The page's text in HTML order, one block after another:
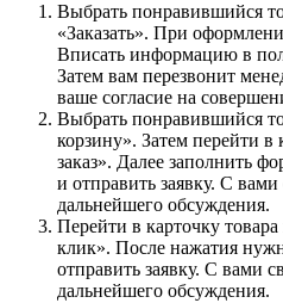
Выбрать понравившийся
«Заказать». При
Вписать информацию в
Затем вам перезвонит
ваше согласие на
Выбрать понравившийся
корзину». Затем перейти
заказ». Далее заполнить
и отправить заявку. С
дальнейшего обсуждения.
Перейти в карточку
клик». После нажатия
отправить заявку. С вами
дальнейшего обсуждения.